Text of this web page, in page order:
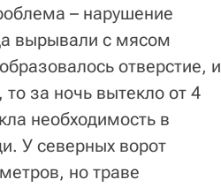
– нарушение
вырывали с мясом
отверстие, и
за ночь вытекло от 4
необходимость в
У северных ворот
но траве